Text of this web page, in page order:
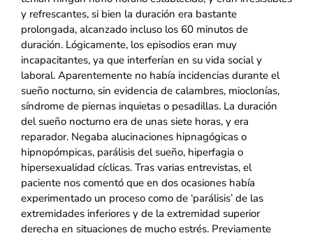
y refrescantes, si bien la duración era bastante
prolongada, alcanzado incluso los 60 minutos de
duración. Lógicamente, los episodios eran muy
incapacitantes, ya que interferían en su vida social y
laboral. Aparentemente no había incidencias durante el
sueño nocturno, sin evidencia de calambres, mioclonías,
síndrome de piernas inquietas o pesadillas. La duración
del sueño nocturno era de unas siete horas, y era
reparador. Negaba alucinaciones hipnagógicas o
hipnopómpicas, parálisis del sueño, hiperfagia o
hipersexualidad cíclicas. Tras varias entrevistas, el
paciente nos comentó que en dos ocasiones había
experimentado un proceso como de ‘parálisis’ de las
extremidades inferiores y de la extremidad superior
derecha en situaciones de mucho estrés. Previamente